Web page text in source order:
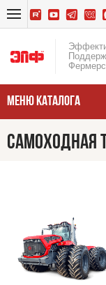
МЕНЮ КАТАЛОГА
САМОХОДНАЯ